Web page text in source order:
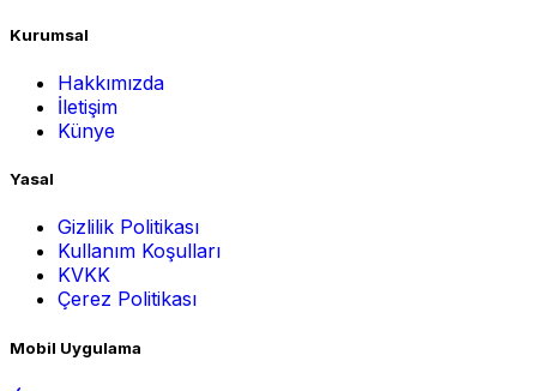
Kurumsal
Hakkımızda
İletişim
Künye
Yasal
Gizlilik Politikası
Kullanım Koşulları
KVKK
Çerez Politikası
Mobil Uygulama